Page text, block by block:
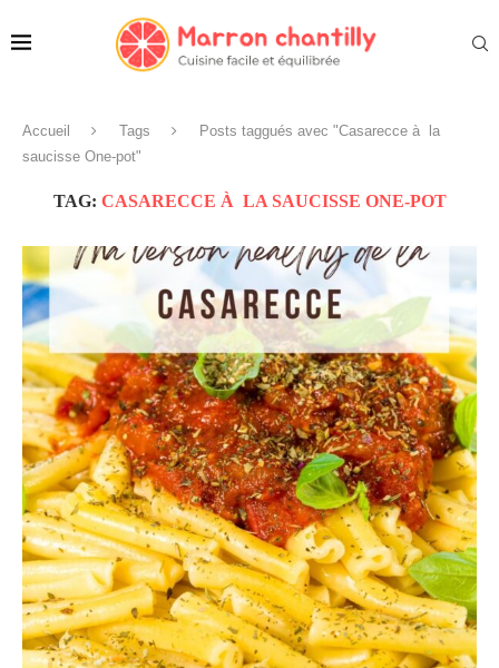
Accueil Tags
Posts taggués avec "Casarecce à la
saucisse One-pot"
TAG: CASARECCE À LA SAUCISSE ONE-POT